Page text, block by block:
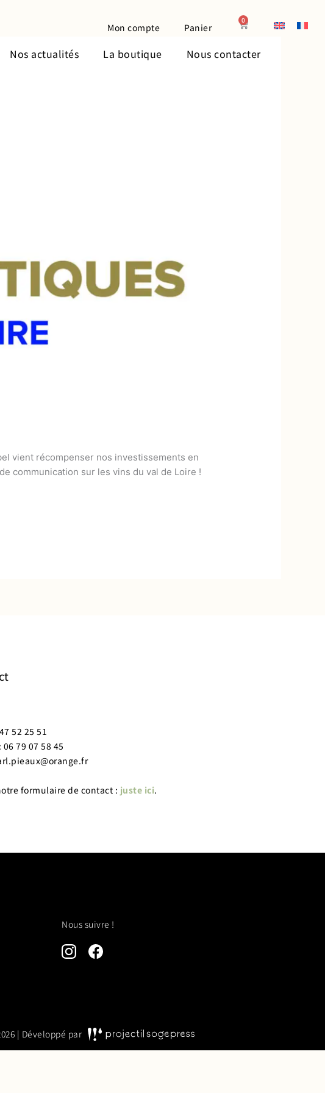
Mon compte Panier
0
Panier
Nos actualités La boutique Nous contacter
vient récompenser nos investissements en
communication sur les vins du val de Loire !
52 25 51
: 06 79 07 58 45
formulaire de contact : juste ici.
Nous suivre !
| Développé par